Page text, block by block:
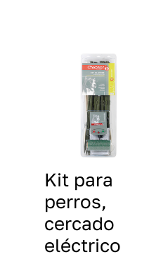
Kit para
perros,
cercado
eléctrico